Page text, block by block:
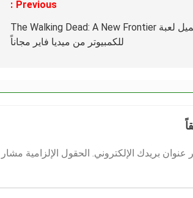
Previous:
تحميل لعبة The Walking Dead: A New Frontier
للكمبيوتر من ميديا فاير مجاناً
عنوان بريدك الإلكتروني. الحقول الإلزامية مشار